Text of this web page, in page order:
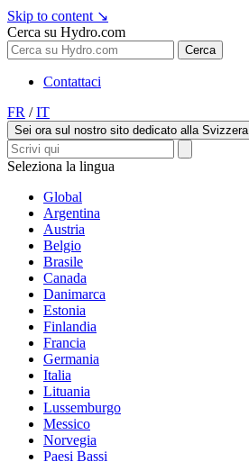
Skip to content ↘
Cerca su Hydro.com
Cerca
Contattaci
FR / IT
Sei ora sul nostro sito dedicato alla Svizzera
Seleziona la lingua
Global
Argentina
Austria
Belgio
Brasile
Canada
Danimarca
Estonia
Finlandia
Francia
Germania
Italia
Lituania
Lussemburgo
Messico
Norvegia
Paesi Bassi